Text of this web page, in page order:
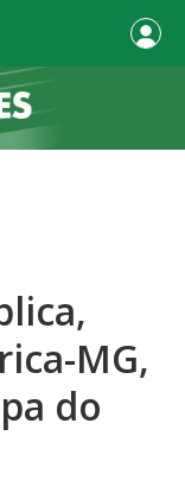
MG,
do